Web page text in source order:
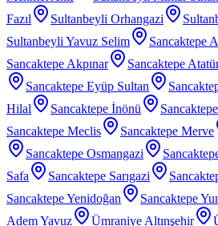
Fazıl
Sultanbeyli Orhangazi
Sultanbeyli Yavuz Selim
Sancaktepe
Sancaktepe Akpınar
Sancaktepe
Sancaktepe Eyüp Sultan
Hilal
Sancaktepe İnönü
Sancaktepe Meclis
Sancaktepe Merve
Sancaktepe Osmangazi
Safa
Sancaktepe Sarıgazi
Sancaktepe Yenidoğan
Sancaktepe
Adem Yavuz
Ümraniye Altınşehir